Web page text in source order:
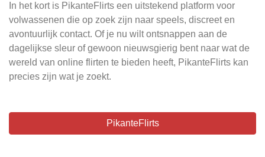
In het kort is PikanteFlirts een uitstekend platform voor
volwassenen die op zoek zijn naar speels, discreet en
avontuurlijk contact. Of je nu wilt ontsnappen aan de
dagelijkse sleur of gewoon nieuwsgierig bent naar wat de
wereld van online flirten te bieden heeft, PikanteFlirts kan
precies zijn wat je zoekt.
PikanteFlirts